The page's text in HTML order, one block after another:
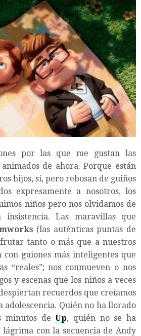
por las que me gustan las
de ahora. Porque están
hijos, sí, pero rebosan de guiños
expresamente a nosotros, los
niños pero nos olvidamos de
insistencia. Las maravillas que
(las auténticas puntas de
tanto o más que a nuestros
con guiones más inteligentes que
“reales”; nos conmueven o nos
y escenas que los niños a veces
recuerdos que creíamos
adolescencia. Quién no ha llorado
minutos deUp, quién no se ha
lágrima con la secuencia de Andy